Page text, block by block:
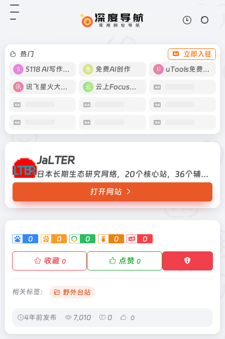
热门
立即入驻
5118 AI写作工具
免费AI创作 uTools免费工具箱
讯飞星火大模型 云上Focus接码
JaLTER
日本长期生态研究网络，20个核心站，36个辅助站
打开网站
0 0 0 0 0
收藏 0 点赞 0
相关标签： 野外台站
4年前发布 7,010 0 0